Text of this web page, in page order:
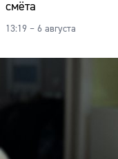
смёта
13:19 – 6 августа